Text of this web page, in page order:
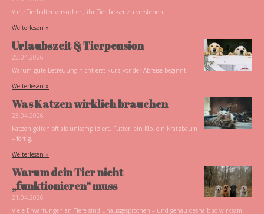
Viele Tierhalter versuchen, ihr Tier besser zu verstehen.
Weiterlesen »
Urlaubszeit & Tierpension
25.04.2026
Warum gute Betreuung nicht erst kurz vor der Abreise beginnt
Weiterlesen »
Was Katzen wirklich brauchen
23.04.2026
Katzen gelten oft als unkompliziert. Futter, ein Klo, ein Kratzbaum
– fertig.
Weiterlesen »
Warum dein Tier nicht
„funktionieren“ muss
21.04.2026
Viele Erwartungen an Tiere sind unausgesprochen – und genau deshalb so wirksam.